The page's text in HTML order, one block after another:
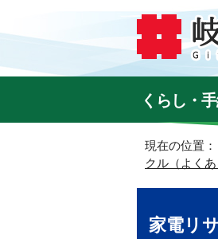
くらし・
現在の位置：
クル（よくあ
家電リ